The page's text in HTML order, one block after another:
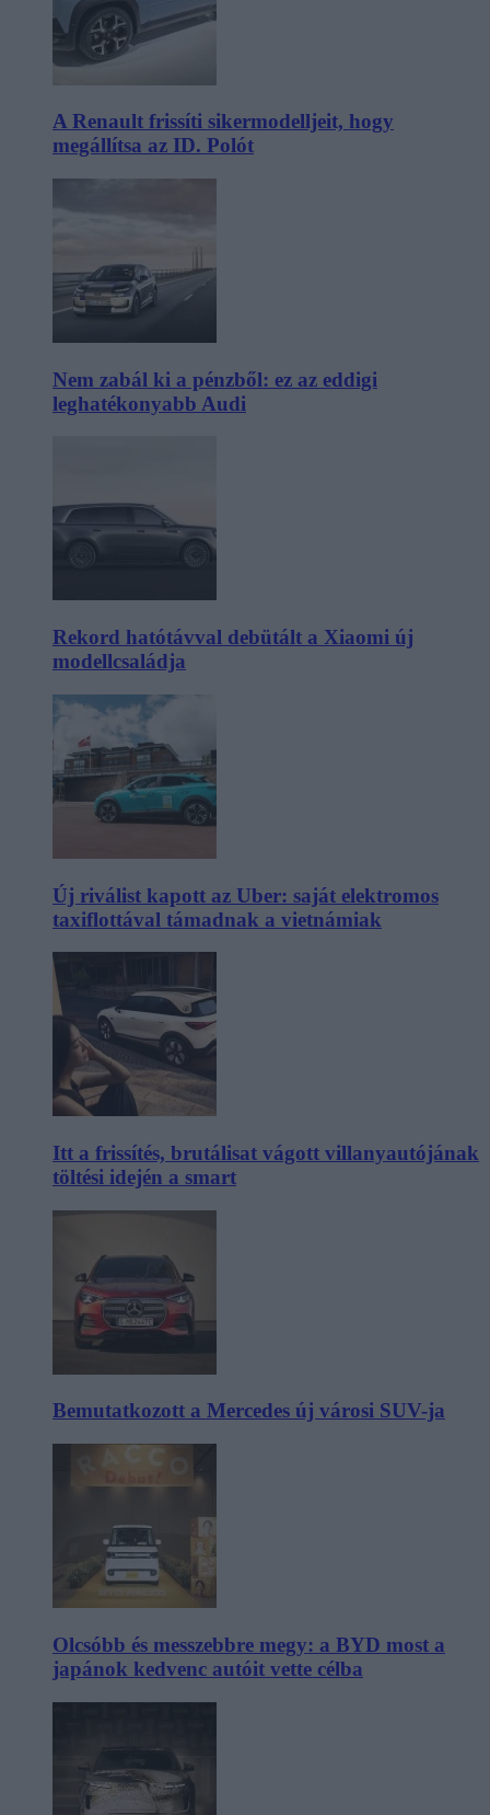
A Renault frissíti sikermodelljeit, hogy
megállítsa az ID. Polót
Nem zabál ki a pénzből: ez az eddigi
leghatékonyabb Audi
Rekord hatótávval debütált a Xiaomi új
modellcsaládja
Új riválist kapott az Uber: saját elektromos
taxiflottával támadnak a vietnámiak
Itt a frissítés, brutálisat vágott villanyautójának
töltési idején a smart
Bemutatkozott a Mercedes új városi SUV-ja
Olcsóbb és messzebbre megy: a BYD most a
japánok kedvenc autóit vette célba